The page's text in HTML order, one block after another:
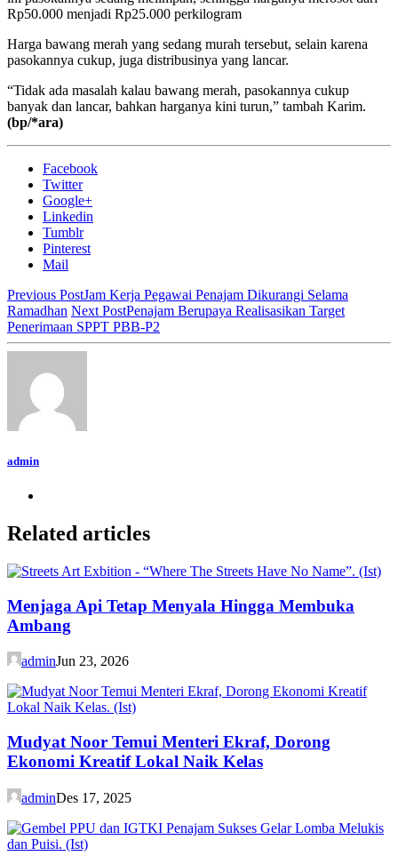
Rp50.000 menjadi Rp25.000 perkilogram
Harga bawang merah yang sedang murah tersebut, selain karena
pasokannya cukup, juga distribusinya yang lancar.
“Tidak ada masalah kalau bawang merah, pasokannya cukup
banyak dan lancar, bahkan harganya kini turun,” tambah Karim.
(bp/*ara)
Facebook
Twitter
Google+
Linkedin
Tumblr
Pinterest
Mail
Previous PostJam Kerja Pegawai Penajam Dikurangi Selama
Ramadhan Next PostPenajam Berupaya Realisasikan Target
Penerimaan SPPT PBB-P2
admin
Related articles
Menjaga Api Tetap Menyala Hingga Membuka
Ambang
adminJun 23, 2026
Mudyat Noor Temui Menteri Ekraf, Dorong
Ekonomi Kreatif Lokal Naik Kelas
adminDes 17, 2025